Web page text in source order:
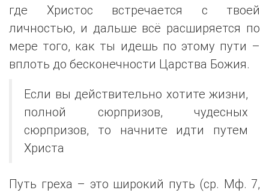
где Христос встречается с твоей
личностью, и дальше всё расширяется по
мере того, как ты идешь по этому пути –
вплоть до бесконечности Царства Божия.
Если вы действительно хотите жизни,
полной сюрпризов, чудесных
сюрпризов, то начните идти путем
Христа
Путь греха – это широкий путь (ср. Мф. 7,